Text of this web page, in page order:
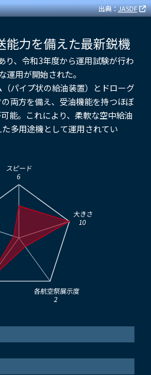
出典：JASDF
能力を備えた最新鋭機
り、令和3年度から運用試験が行わ
運用が開始された。
パイプ状の給油装置）とドローグ
の両方を備え、受油機能を持つほぼ
能。これにより、柔軟な空中給油
多用途機として運用されてい
スピード
6
大きさ
10
各航空祭展示度
2